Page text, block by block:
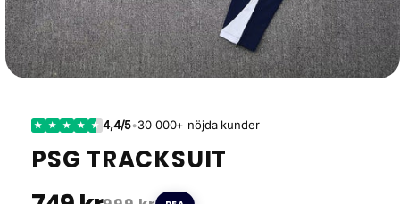
★ ★ ★ ★ ★ 4,4/5•30 000+ nöjda kunder
PSG TRACKSUIT